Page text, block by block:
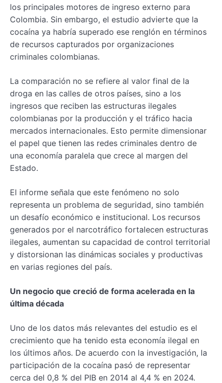
los principales motores de ingreso externo para
Colombia. Sin embargo, el estudio advierte que la
cocaína ya habría superado ese renglón en términos
de recursos capturados por organizaciones
criminales colombianas.
La comparación no se refiere al valor final de la
droga en las calles de otros países, sino a los
ingresos que reciben las estructuras ilegales
colombianas por la producción y el tráfico hacia
mercados internacionales. Esto permite dimensionar
el papel que tienen las redes criminales dentro de
una economía paralela que crece al margen del
Estado.
El informe señala que este fenómeno no solo
representa un problema de seguridad, sino también
un desafío económico e institucional. Los recursos
generados por el narcotráfico fortalecen estructuras
ilegales, aumentan su capacidad de control territorial
y distorsionan las dinámicas sociales y productivas
en varias regiones del país.
Un negocio que creció de forma acelerada en la
última década
Uno de los datos más relevantes del estudio es el
crecimiento que ha tenido esta economía ilegal en
los últimos años. De acuerdo con la investigación, la
participación de la cocaína pasó de representar
cerca del 0,8 % del PIB en 2014 al 4,4 % en 2024.